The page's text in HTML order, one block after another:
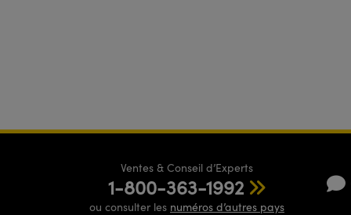
Ventes & Conseil d’Experts
1-800-363-1992
ou consulter les numéros d’autres pays